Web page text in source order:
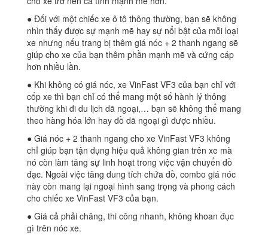
● Đối với một chiếc xe ô tô thông thường, bạn sẽ không
nhìn thấy được sự mạnh mẽ hay sự nổi bật của mỗi loại
xe nhưng nếu trang bị thêm giá nóc + 2 thanh ngang sẽ
giúp cho xe của bạn thêm phần mạnh mẽ và cứng cáp
hơn nhiều lần.
● Khi không có giá nóc, xe VinFast VF3 của bạn chỉ với
cốp xe thì bạn chỉ có thể mang một số hành lý thông
thường khi đi du lịch dã ngoại,… bạn sẽ không thể mang
theo hàng hóa lớn hay đồ dã ngoại gì được nhiều.
● Giá nóc + 2 thanh ngang cho xe VinFast VF3 không
chỉ giúp bạn tận dụng hiệu quả không gian trên xe mà
nó còn làm tăng sự linh hoạt trong việc vận chuyển đồ
đạc. Ngoài việc tăng dung tích chứa đồ, combo giá nóc
này còn mang lại ngoại hình sang trọng và phong cách
cho chiếc xe VinFast VF3 của bạn.
● Giá cả phải chăng, thi công nhanh, không khoan đục
gì trên nóc xe.